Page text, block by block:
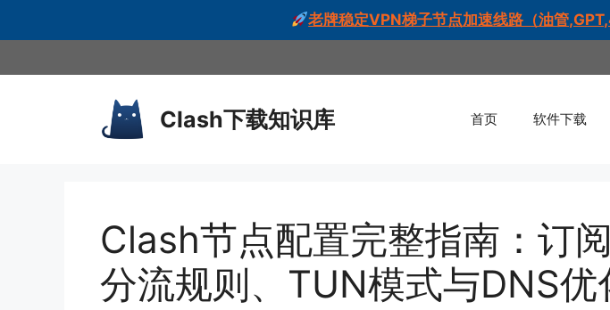
老牌稳定VPN梯子节点加速线路（油管
至
Clash下载知识库 首页 软件下载
Clash节点配置完整指南：订阅
分流规则、TUN模式与DNS优